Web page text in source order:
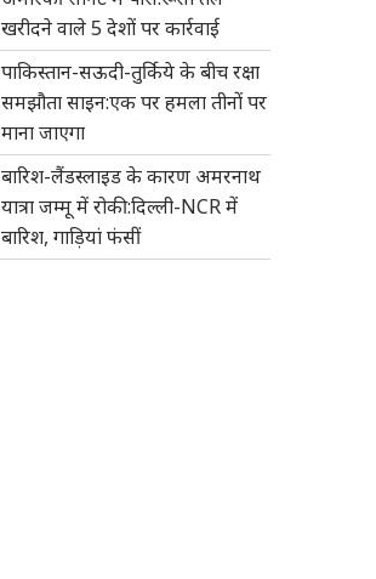
खरीदने वाले 5 देशों पर कार्रवाई
पाकिस्तान-सऊदी-तुर्किये के बीच रक्षा
समझौता साइन:एक पर हमला तीनों पर
माना जाएगा
बारिश-लैंडस्लाइड के कारण अमरनाथ
यात्रा जम्मू में रोकी:दिल्ली-NCR में
बारिश, गाड़ियां फंसीं